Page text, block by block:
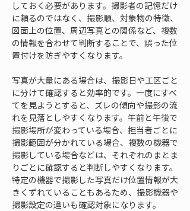
しておく必要があります。撮影者の記憶だけ
に頼るのではなく、撮影順、対象物の特徴、
図面上の位置、周辺写真との関係など、複数
の情報を合わせて判断することで、誤った位
置付けを防ぎやすくなります。
写真が大量にある場合は、撮影日や工区ごと
に分けて確認すると効率的です。一度にすべ
てを見ようとすると、ズレの傾向や撮影の流
れを見落としやすくなります。午前と午後で
撮影場所が変わっている場合、担当者ごとに
撮影範囲が分かれている場合、複数の機器で
撮影している場合などは、それぞれのまとま
りごとに確認すると判断しやすくなります。
特定の機器で撮影した写真だけ位置情報が大
きくずれていることもあるため、撮影機器や
撮影設定の違いも確認対象になります。